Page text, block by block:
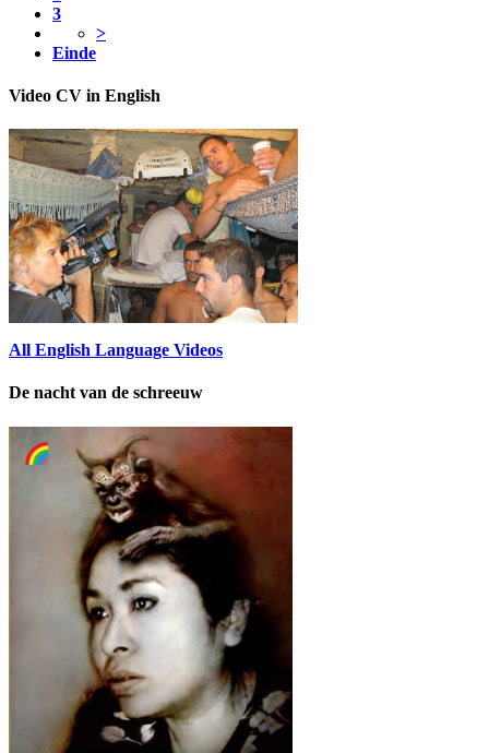
3
>
Einde
Video CV in English
All English Language Videos
De nacht van de schreeuw